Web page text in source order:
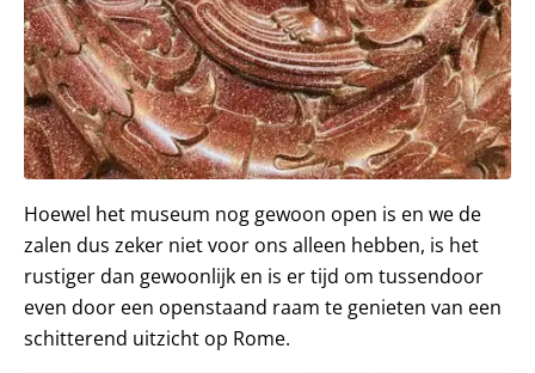
Hoewel het museum nog gewoon open is en we de
zalen dus zeker niet voor ons alleen hebben, is het
rustiger dan gewoonlijk en is er tijd om tussendoor
even door een openstaand raam te genieten van een
schitterend uitzicht op Rome.